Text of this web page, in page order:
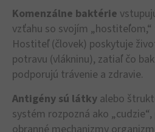
Komenzálne baktérie
vzťahu so svojím
Hostiteľ (človek) poskytuje
potravu (vlákninu), zatiaľ čo
podporujú trávenie a zdravie.
Antigény sú látky alebo
systém rozpozná ako